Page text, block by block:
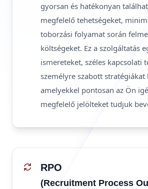
gyorsan és hatékonyan
megfelelő tehetségeket,
toborzási folyamat során
költségeket. Ez a szolgáltatás
ismereteket, széles kapcsolati
személyre szabott stratégiákat
amelyekkel pontosan az Ön
megfelelő jelölteket tudjuk
RPO
(Recruitment Process